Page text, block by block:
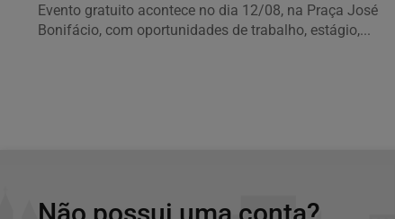
Evento gratuito acontece no dia 12/08, na Praça José
Bonifácio, com oportunidades de trabalho, estágio,...